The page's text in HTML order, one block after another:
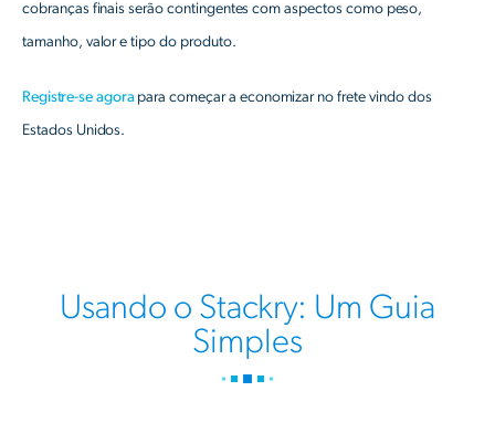
cobranças finais serão contingentes com aspectos como peso,
tamanho, valor e tipo do produto.
Registre-se agora para começar a economizar no frete vindo dos
Estados Unidos.
Usando o Stackry: Um Guia
Simples